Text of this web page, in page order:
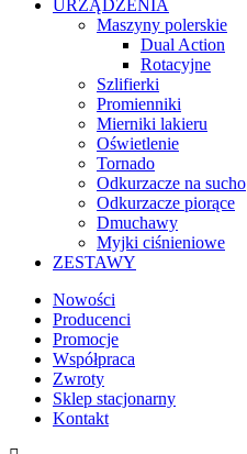
URZĄDZENIA
Maszyny polerskie
Dual Action
Rotacyjne
Szlifierki
Promienniki
Mierniki lakieru
Oświetlenie
Tornado
Odkurzacze na sucho
Odkurzacze piorące
Dmuchawy
Myjki ciśnieniowe
ZESTAWY
Nowości
Producenci
Promocje
Współpraca
Zwroty
Sklep stacjonarny
Kontakt